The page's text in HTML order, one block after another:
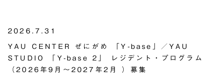
2026.7.31
YAU CENTER ぜにがめ 「Y-base」／YAU
STUDIO 「Y-base 2」 レジデント・プログラム
（2026年9月～2027年2月 ）募集